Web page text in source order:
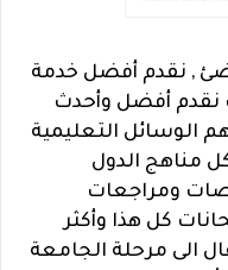
, نقدم أفضل خدمة
نقدم أفضل وأحدث
الوسائل التعليمية
مناهج الدول
ومراجعات
كل هذا وأكثر
الى مرحلة الجامعة